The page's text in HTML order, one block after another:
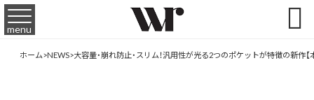
menu 
ホーム>NEWS>大容量・崩れ防止・スリム！汎用性が光る2つのポケットが特徴の新作【